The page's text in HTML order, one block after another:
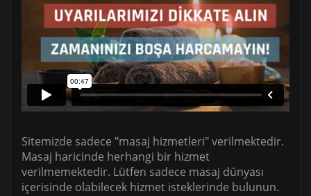
Sitemizde sadece "masaj hizmetleri" verilmektedir.
Masaj haricinde herhangi bir hizmet
verilmemektedir. Lütfen sadece masaj dünyası
içerisinde olabilecek hizmet isteklerinde bulunun.